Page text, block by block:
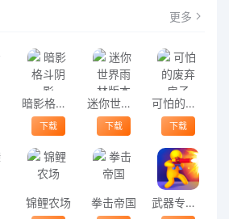
更多
暗影格斗阴影
下载
迷你世界雨林版本
下载
可怕的废弃房子
下载
锦鲤农场 拳击帝国 武器专家游戏